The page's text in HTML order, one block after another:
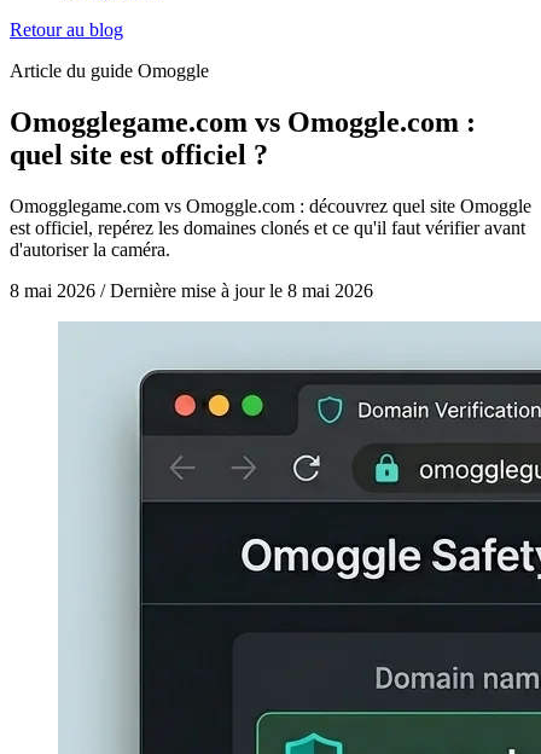
Retour au blog
Article du guide Omoggle
Omogglegame.com vs Omoggle.com :
quel site est officiel ?
Omogglegame.com vs Omoggle.com : découvrez quel site Omoggle
est officiel, repérez les domaines clonés et ce qu'il faut vérifier avant
d'autoriser la caméra.
8 mai 2026 / Dernière mise à jour le 8 mai 2026